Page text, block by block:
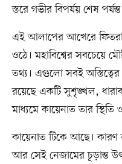
স্তরে গভীর বিপর্যয় শেষ
এই আলাপের আখেরে
ওঠে। মহাবিশ্বের সবচেয়ে
তথ্য। এগুলো সবই অস্তিত্বের
রয়েছে একটি সুশৃঙ্খল,
মাধ্যমে কায়েনাত তার
কায়েনাত টিকে আছে। কারণ
আর সেই নেজামের চূড়ান্ত